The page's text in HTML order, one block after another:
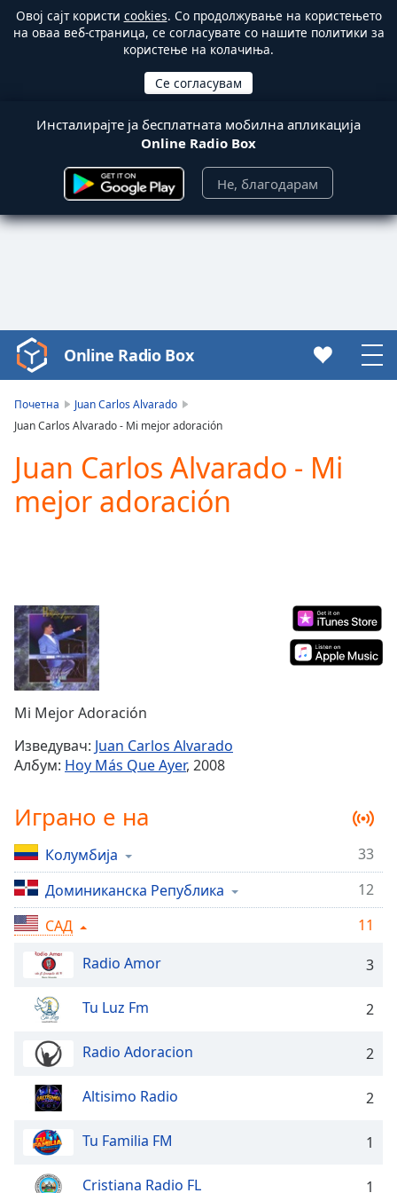
Овој сајт користи cookies. Со продолжување на користењето
на оваа веб-страница, се согласувате со нашите политики за
користење на колачиња.
Инсталирајте ја бесплатната мобилна апликација
Online Radio Box
Не, благодарам
Video
Player
loading.
Video
Play
Skip
Backward
Time0:00
Duration-:-
Loaded:
0.00%
Type LIVE
Seek to
live,
currently
Remaining
Time
1x
Playback
Rate
Chapters
Chapters
descriptions
off,
selected
Subtitles
settings,
Online Radio Box
Почетна
Juan Carlos Alvarado
Juan Carlos Alvarado - Mi mejor adoración
Juan Carlos Alvarado - Mi
mejor adoración
Mi Mejor Adoración
Изведувач: Juan Carlos Alvarado
Албум: Hoy Más Que Ayer, 2008
Играно е на
Колумбија
33
Доминиканска Република
12
САД
11
Radio Amor
3
Tu Luz Fm 2
Radio Adoracion 2
Altisimo Radio 2
Tu Familia FM 1
Cristiana Radio FL 1